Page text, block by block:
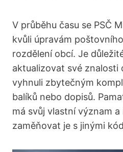
V průběhu času se PSČ
kvůli úpravám
rozdělení obcí. Je
aktualizovat své znalosti
vyhnuli zbytečným
balíků nebo dopisů.
má svůj vlastní význam
zaměňovat je s jinými